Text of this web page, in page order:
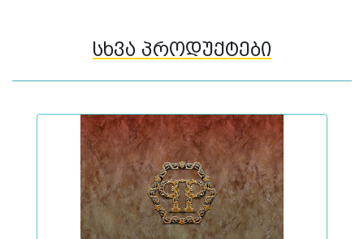
სხვა პროდუქტები